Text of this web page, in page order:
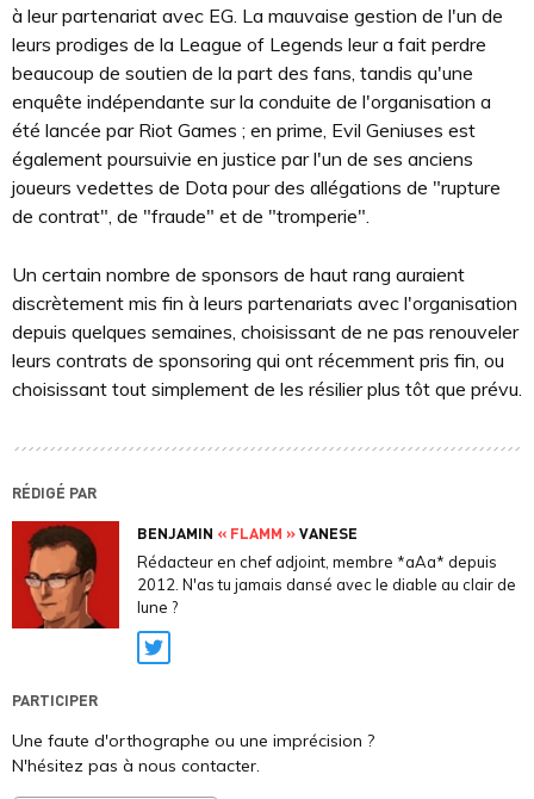
à leur partenariat avec EG. La mauvaise gestion de l'un de
leurs prodiges de la League of Legends leur a fait perdre
beaucoup de soutien de la part des fans, tandis qu'une
enquête indépendante sur la conduite de l'organisation a
été lancée par Riot Games ; en prime, Evil Geniuses est
également poursuivie en justice par l'un de ses anciens
joueurs vedettes de Dota pour des allégations de "rupture
de contrat", de "fraude" et de "tromperie".
Un certain nombre de sponsors de haut rang auraient
discrètement mis fin à leurs partenariats avec l'organisation
depuis quelques semaines, choisissant de ne pas renouveler
leurs contrats de sponsoring qui ont récemment pris fin, ou
choisissant tout simplement de les résilier plus tôt que prévu.
RÉDIGÉ PAR
BENJAMIN « FLAMM »VANESE
Rédacteur en chef adjoint, membre *aAa* depuis
2012. N'as tu jamais dansé avec le diable au clair de
lune ?
Twitter
PARTICIPER
Une faute d'orthographe ou une imprécision ?
N'hésitez pas à nous contacter.